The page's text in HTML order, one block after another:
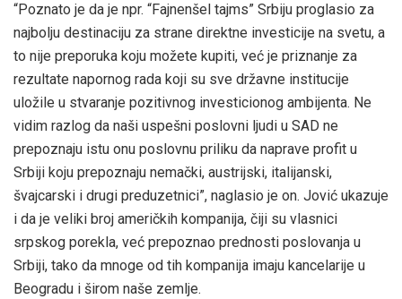
“Poznato je da je npr. “Fajnenšel tajms” Srbiju proglasio za
najbolju destinaciju za strane direktne investicije na svetu, a
to nije preporuka koju možete kupiti, već je priznanje za
rezultate napornog rada koji su sve državne institucije
uložile u stvaranje pozitivnog investicionog ambijenta. Ne
vidim razlog da naši uspešni poslovni ljudi u SAD ne
prepoznaju istu onu poslovnu priliku da naprave profit u
Srbiji koju prepoznaju nemački, austrijski, italijanski,
švajcarski i drugi preduzetnici”, naglasio je on. Jović ukazuje
i da je veliki broj američkih kompanija, čiji su vlasnici
srpskog porekla, već prepoznao prednosti poslovanja u
Srbiji, tako da mnoge od tih kompanija imaju kancelarije u
Beogradu i širom naše zemlje.